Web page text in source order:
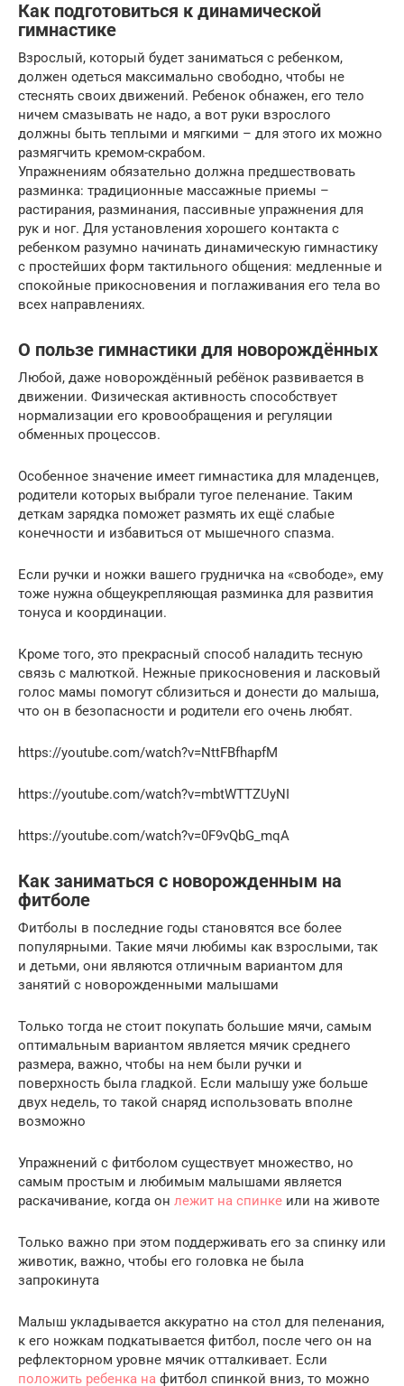
Как подготовиться к динамической
гимнастике
Взрослый, который будет заниматься с ребенком,
должен одеться максимально свободно, чтобы не
стеснять своих движений. Ребенок обнажен, его тело
ничем смазывать не надо, а вот руки взрослого
должны быть теплыми и мягкими – для этого их можно
размягчить кремом-скрабом.
Упражнениям обязательно должна предшествовать
разминка: традиционные массажные приемы –
растирания, разминания, пассивные упражнения для
рук и ног. Для установления хорошего контакта с
ребенком разумно начинать динамическую гимнастику
с простейших форм тактильного общения: медленные и
спокойные прикосновения и поглаживания его тела во
всех направлениях.
О пользе гимнастики для новорождённых
Любой, даже новорождённый ребёнок развивается в
движении. Физическая активность способствует
нормализации его кровообращения и регуляции
обменных процессов.
Особенное значение имеет гимнастика для младенцев,
родители которых выбрали тугое пеленание. Таким
деткам зарядка поможет размять их ещё слабые
конечности и избавиться от мышечного спазма.
Если ручки и ножки вашего грудничка на «свободе», ему
тоже нужна общеукрепляющая разминка для развития
тонуса и координации.
Кроме того, это прекрасный способ наладить тесную
связь с малюткой. Нежные прикосновения и ласковый
голос мамы помогут сблизиться и донести до малыша,
что он в безопасности и родители его очень любят.
https://youtube.com/watch?v=NttFBfhapfM
https://youtube.com/watch?v=mbtWTTZUyNI
https://youtube.com/watch?v=0F9vQbG_mqA
Как заниматься с новорожденным на
фитболе
Фитболы в последние годы становятся все более
популярными. Такие мячи любимы как взрослыми, так
и детьми, они являются отличным вариантом для
занятий с новорожденными малышами
Только тогда не стоит покупать большие мячи, самым
оптимальным вариантом является мячик среднего
размера, важно, чтобы на нем были ручки и
поверхность была гладкой. Если малышу уже больше
двух недель, то такой снаряд использовать вполне
возможно
Упражнений с фитболом существует множество, но
самым простым и любимым малышами является
раскачивание, когда он лежит на спинке или на животе
Только важно при этом поддерживать его за спинку или
животик, важно, чтобы его головка не была
запрокинута
Малыш укладывается аккуратно на стол для пеленания,
к его ножкам подкатывается фитбол, после чего он на
рефлекторном уровне мячик отталкивает. Если
положить ребенка на фитбол спинкой вниз, то можно